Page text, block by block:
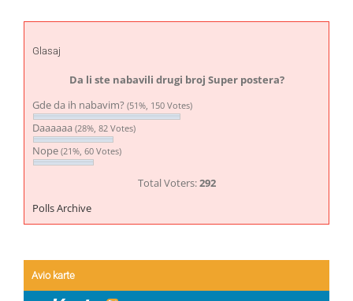
Glasaj
Da li ste nabavili drugi broj Super postera?
Gde da ih nabavim? (51%, 150 Votes)
Daaaaaa (28%, 82 Votes)
Nope (21%, 60 Votes)
Total Voters:292
Polls Archive
Avio karte